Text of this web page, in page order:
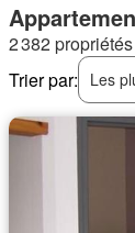
2 382
Trier par:
Les